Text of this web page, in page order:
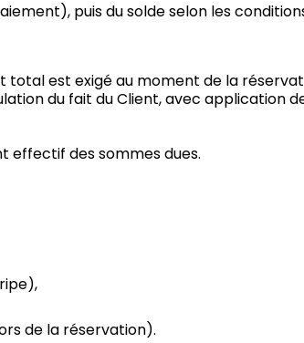
puis du solde selon les
total est exigé au moment de la
du fait du Client, avec application
effectif des sommes dues.
de la réservation).